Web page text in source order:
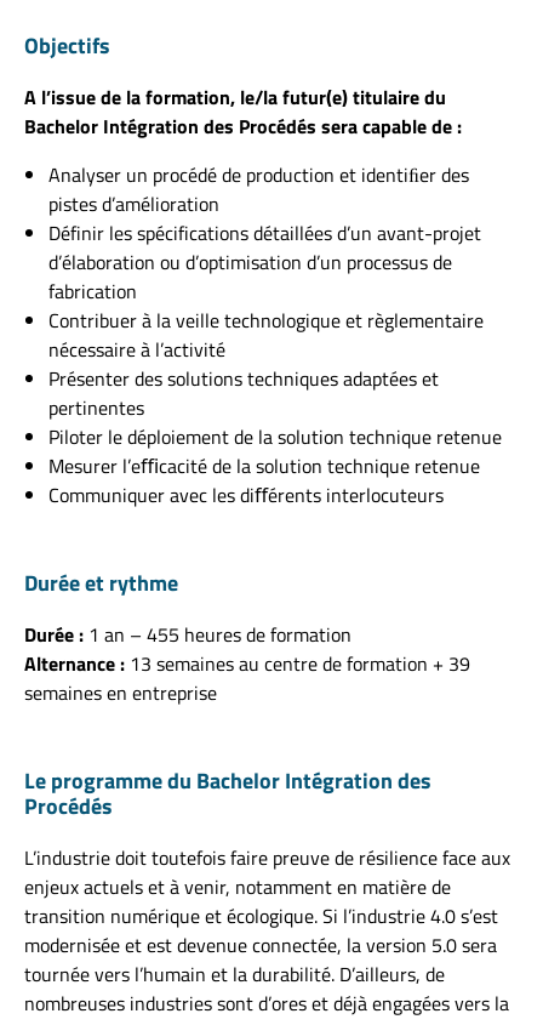
Objectifs
A l’issue de la formation, le/la futur(e) titulaire du
Bachelor Intégration des Procédés sera capable de :
Analyser un procédé de production et identiﬁer des
pistes d’amélioration
Définir les spécifications détaillées d’un avant-projet
d’élaboration ou d’optimisation d’un processus de
fabrication
Contribuer à la veille technologique et règlementaire
nécessaire à l’activité
Présenter des solutions techniques adaptées et
pertinentes
Piloter le déploiement de la solution technique retenue
Mesurer l’eﬃcacité de la solution technique retenue
Communiquer avec les diﬀérents interlocuteurs
Durée et rythme
Durée : 1 an – 455 heures de formation
Alternance : 13 semaines au centre de formation + 39
semaines en entreprise
Le programme du Bachelor Intégration des
Procédés
L’industrie doit toutefois faire preuve de résilience face aux
enjeux actuels et à venir, notamment en matière de
transition numérique et écologique. Si l’industrie 4.0 s’est
modernisée et est devenue connectée, la version 5.0 sera
tournée vers l’humain et la durabilité. D’ailleurs, de
nombreuses industries sont d’ores et déjà engagées vers la